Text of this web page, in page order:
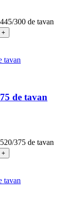
300 de tavan
de tavan
375 de tavan